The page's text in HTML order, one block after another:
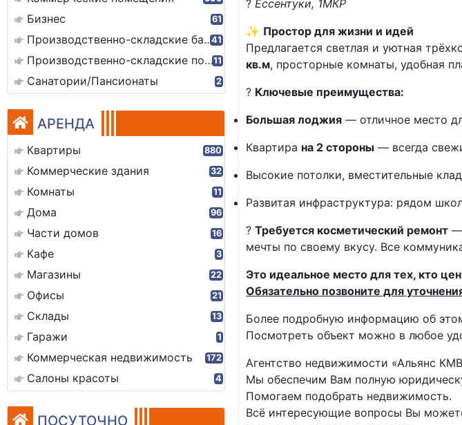
Бизнес 61
Производственно-складские базы41
Производственно-складские помещения11
Санатории/Пансионаты 2
АРЕНДА
Квартиры 880
Коммерческие здания 32
Комнаты 11
Дома 96
Части домов 16
Кафе 3
Магазины 22
Офисы 21
Склады 13
Гаражи 1
Коммерческая недвижимость 172
Салоны красоты 4
ПОСУТОЧНО
? Ессентуки, 1МКР
✨ Простор для жизни и идей
Предлагается светлая и уютная
кв.м, просторные комнаты, удобная
? Ключевые преимущества:
Большая лоджия — отличное место
Квартира на 2 стороны — всегда
Высокие потолки, вместительные
Развитая инфраструктура: рядом
? Требуется косметический ремонт —
мечты по своему вкусу. Все
Это идеальное место для тех, кто
Обязательно позвоните для
Более подробную информацию об
Посмотреть объект можно в любое
Агентство недвижимости «Альянс
Мы обеспечим Вам полную
Помогаем подобрать недвижимость.
Всё интересующие вопросы Вы